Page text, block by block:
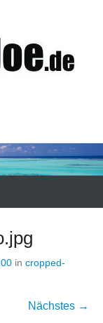
in cropped-
Nächstes →